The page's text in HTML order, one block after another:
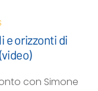
e orizzonti di
con Simone